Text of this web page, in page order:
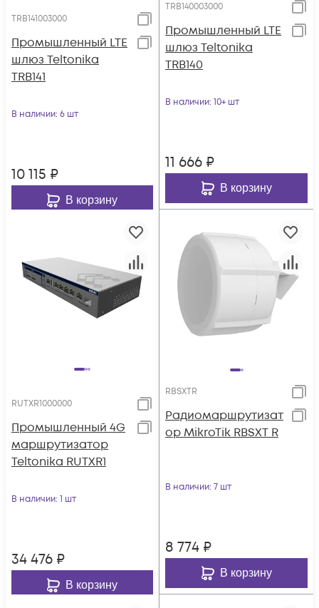
TRB141003000
Промышленный LTE
шлюз Teltonika
TRB141
В наличии: 6 шт
10 115 ₽
В корзину
TRB140003000
Промышленный LTE
шлюз Teltonika
TRB140
В наличии: 10+ шт
11 666 ₽
В корзину
RUTXR1000000
Промышленный 4G
маршрутизатор
Teltonika RUTXR1
В наличии: 1 шт
34 476 ₽
В корзину
RBSXTR
Радиомаршрутизат
ор MikroTik RBSXT R
В наличии: 7 шт
8 774 ₽
В корзину